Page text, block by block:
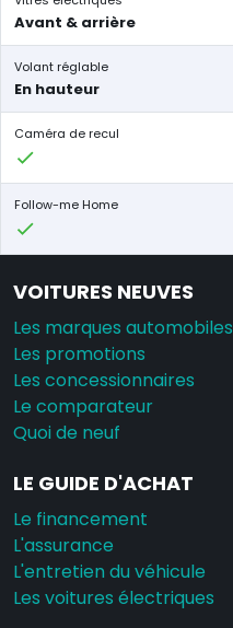
Avant & arrière
Volant réglable
En hauteur
Caméra de recul
Follow-me Home
VOITURES NEUVES
Les marques automobiles
Les promotions
Les concessionnaires
Le comparateur
Quoi de neuf
LE GUIDE D'ACHAT
Le financement
L'assurance
L'entretien du véhicule
Les voitures électriques